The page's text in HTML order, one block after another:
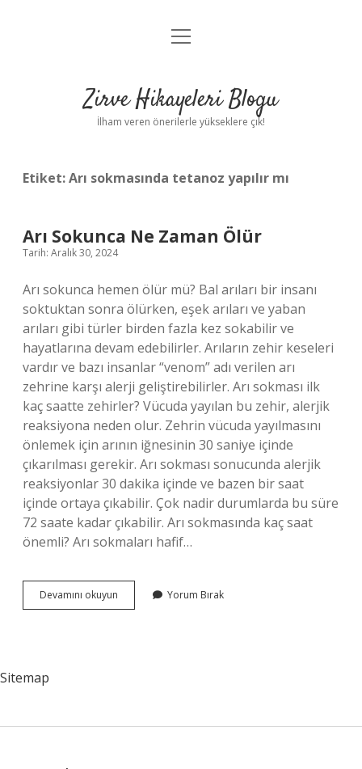
Anasayfa
Yasal Uyarı
menüyü
Zirve Hikayeleri Blogu
İlham veren önerilerle yükseklere çık!
Etiket:Arı sokmasında tetanoz yapılır mı
Arı Sokunca Ne Zaman Ölür
Tarih: Aralık 30, 2024
Arı sokunca hemen ölür mü? Bal arıları bir insanı
soktuktan sonra ölürken, eşek arıları ve yaban
arıları gibi türler birden fazla kez sokabilir ve
hayatlarına devam edebilirler. Arıların zehir keseleri
vardır ve bazı insanlar “venom” adı verilen arı
zehrine karşı alerji geliştirebilirler. Arı sokması ilk
kaç saatte zehirler? Vücuda yayılan bu zehir, alerjik
reaksiyona neden olur. Zehrin vücuda yayılmasını
önlemek için arının iğnesinin 30 saniye içinde
çıkarılması gerekir. Arı sokması sonucunda alerjik
reaksiyonlar 30 dakika içinde ve bazen bir saat
içinde ortaya çıkabilir. Çok nadir durumlarda bu süre
72 saate kadar çıkabilir. Arı sokmasında kaç saat
önemli? Arı sokmaları hafif…
Devamını okuyun
Sokunca
Yorum Bırak
Sitemap